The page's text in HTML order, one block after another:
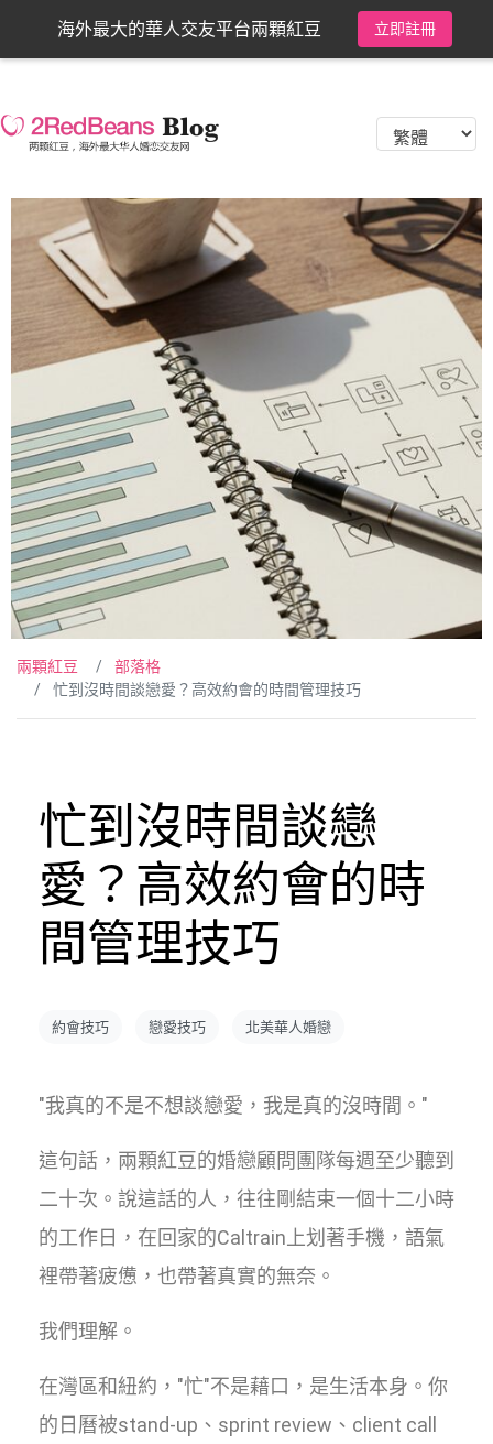
海外最大的華人交友平台兩顆紅豆 立即註冊
兩顆紅豆
部落格
忙到沒時間談戀愛？高效約會的時間管理技巧
忙到沒時間談戀
愛？高效約會的時
間管理技巧
約會技巧 戀愛技巧 北美華人婚戀
"我真的不是不想談戀愛，我是真的沒時間。"
這句話，兩顆紅豆的婚戀顧問團隊每週至少聽到
二十次。說這話的人，往往剛結束一個十二小時
的工作日，在回家的Caltrain上划著手機，語氣
裡帶著疲憊，也帶著真實的無奈。
我們理解。
在灣區和紐約，"忙"不是藉口，是生活本身。你
的日曆被stand-up、sprint review、client call